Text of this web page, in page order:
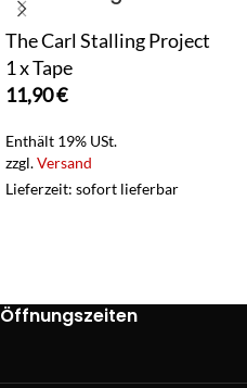
The Carl Stalling Project
1 x Tape
11,90€
Enthält 19% USt.
zzgl.Versand
Lieferzeit: sofort lieferbar
Öffnungszeiten